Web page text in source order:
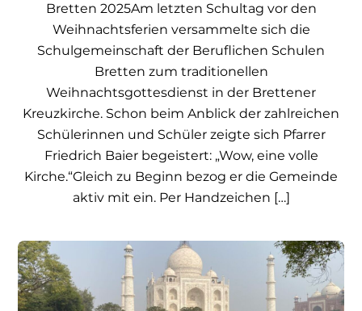
Bretten 2025Am letzten Schultag vor den
Weihnachtsferien versammelte sich die
Schulgemeinschaft der Beruflichen Schulen
Bretten zum traditionellen
Weihnachtsgottesdienst in der Brettener
Kreuzkirche. Schon beim Anblick der zahlreichen
Schülerinnen und Schüler zeigte sich Pfarrer
Friedrich Baier begeistert: „Wow, eine volle
Kirche.“Gleich zu Beginn bezog er die Gemeinde
aktiv mit ein. Per Handzeichen […]